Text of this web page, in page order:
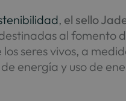
, el sello
al
seres vivos, a
energía y uso de